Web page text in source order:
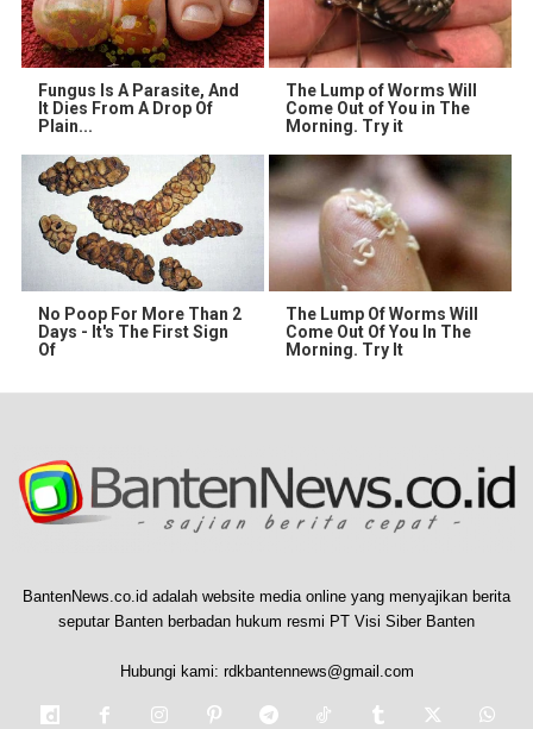
Fungus Is A Parasite, And
It Dies From A Drop Of
Plain...
The Lump of Worms Will
Come Out of You in The
Morning. Try it
No Poop For More Than 2
Days - It's The First Sign
Of
The Lump Of Worms Will
Come Out Of You In The
Morning. Try It
BantenNews.co.id adalah website media online yang menyajikan berita
seputar Banten berbadan hukum resmi PT Visi Siber Banten
Hubungi kami: rdkbantennews@gmail.com